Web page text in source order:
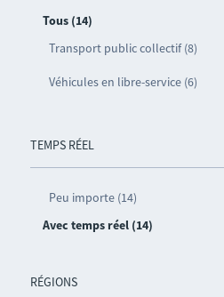
Tous (14)
Transport public collectif (8)
Véhicules en libre-service (6)
TEMPS RÉEL
Peu importe (14)
Avec temps réel (14)
RÉGIONS